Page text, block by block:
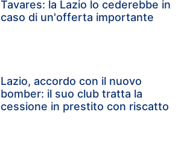
Tavares: la Lazio lo cederebbe in
caso di un'offerta importante
Lazio, accordo con il nuovo
bomber: il suo club tratta la
cessione in prestito con riscatto